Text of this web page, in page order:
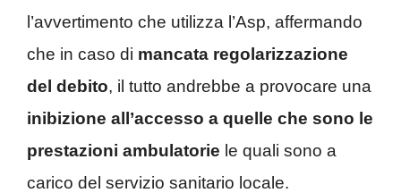
l’avvertimento che utilizza l’Asp, affermando
che in caso di mancata regolarizzazione
del debito, il tutto andrebbe a provocare una
inibizione all’accesso a quelle che sono le
prestazioni ambulatorie le quali sono a
carico del servizio sanitario locale.